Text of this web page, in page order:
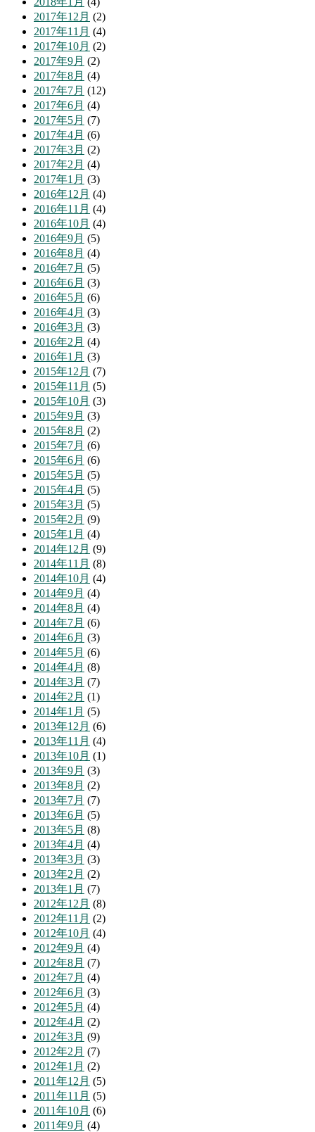
2017年12月 (2)
2017年11月 (4)
2017年10月 (2)
2017年9月 (2)
2017年8月 (4)
2017年7月 (12)
2017年6月 (4)
2017年5月 (7)
2017年4月 (6)
2017年3月 (2)
2017年2月 (4)
2017年1月 (3)
2016年12月 (4)
2016年11月 (4)
2016年10月 (4)
2016年9月 (5)
2016年8月 (4)
2016年7月 (5)
2016年6月 (3)
2016年5月 (6)
2016年4月 (3)
2016年3月 (3)
2016年2月 (4)
2016年1月 (3)
2015年12月 (7)
2015年11月 (5)
2015年10月 (3)
2015年9月 (3)
2015年8月 (2)
2015年7月 (6)
2015年6月 (6)
2015年5月 (5)
2015年4月 (5)
2015年3月 (5)
2015年2月 (9)
2015年1月 (4)
2014年12月 (9)
2014年11月 (8)
2014年10月 (4)
2014年9月 (4)
2014年8月 (4)
2014年7月 (6)
2014年6月 (3)
2014年5月 (6)
2014年4月 (8)
2014年3月 (7)
2014年2月 (1)
2014年1月 (5)
2013年12月 (6)
2013年11月 (4)
2013年10月 (1)
2013年9月 (3)
2013年8月 (2)
2013年7月 (7)
2013年6月 (5)
2013年5月 (8)
2013年4月 (4)
2013年3月 (3)
2013年2月 (2)
2013年1月 (7)
2012年12月 (8)
2012年11月 (2)
2012年10月 (4)
2012年9月 (4)
2012年8月 (7)
2012年7月 (4)
2012年6月 (3)
2012年5月 (4)
2012年4月 (2)
2012年3月 (9)
2012年2月 (7)
2012年1月 (2)
2011年12月 (5)
2011年11月 (5)
2011年10月 (6)
2011年9月 (4)